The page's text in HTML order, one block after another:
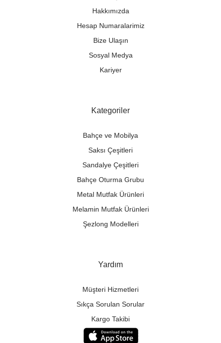
Hakkımızda
Hesap Numaralarimiz
Bize Ulaşın
Sosyal Medya
Kariyer
Kategoriler
Bahçe ve Mobilya
Saksı Çeşitleri
Sandalye Çeşitleri
Bahçe Oturma Grubu
Metal Mutfak Ürünleri
Melamin Mutfak Ürünleri
Şezlong Modelleri
Yardım
Müşteri Hizmetleri
Sıkça Sorulan Sorular
Kargo Takibi